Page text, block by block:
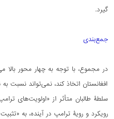
گیرد.
جمع‌بندی
در مجموع، با توجه به چهار محور
افغانستان اتخاذ کند، نمی‌­تواند نسبت
سلطۀ طالبان­ متأثر از «اولویت‌­های
رویکرد و رویۀ ترامپ در آینده، به